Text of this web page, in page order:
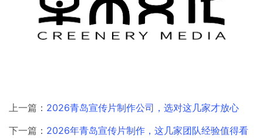
上一篇： 2026青岛宣传片制作公司，选对这几家才放心
下一篇： 2026年青岛宣传片制作，这几家团队经验值得看